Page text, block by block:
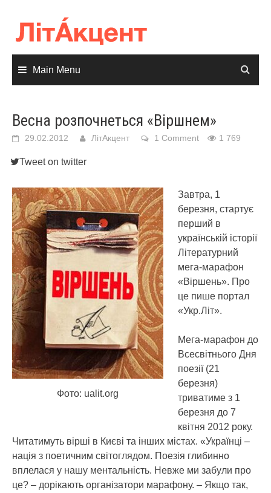
content
Main Menu
Весна розпочнеться «Віршнем»
29.02.2012 ЛітАкцент 1 Comment 1 769
Tweet on twitter
Фото: ualit.org
Завтра, 1
березня, стартує
перший в
українській історії
Літературний
мега-марафон
«Віршень». Про
це пише портал
«Укр.Літ».
Мега-марафон до
Всесвітнього Дня
поезії (21
березня)
триватиме з 1
березня до 7
квітня 2012 року.
Читатимуть вірші в Києві та інших містах. «Українці –
нація з поетичним світоглядом. Поезія глибинно
вплелася у нашу ментальність. Невже ми забули про
це? – дорікають організатори марафону. – Якщо так,